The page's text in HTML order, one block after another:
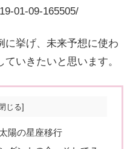
01-09-165505/
に挙げ、未来予想に使わ
ていきたいと思います。
陽の星座移行